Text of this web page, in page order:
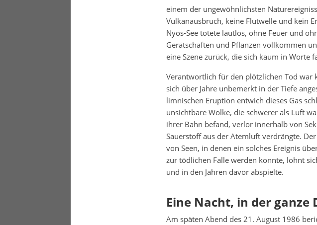
einem der ungewöhnlichsten
Vulkanausbruch, keine Flutwelle und kein
Nyos-See tötete lautlos, ohne Feuer und
Gerätschaften und Pflanzen vollkommen
eine Szene zurück, die sich kaum in Worte
Verantwortlich für den plötzlichen Tod war
sich über Jahre unbemerkt in der Tiefe
limnischen Eruption entwich dieses Gas
unsichtbare Wolke, die schwerer als Luft
ihrer Bahn befand, verlor innerhalb von
Sauerstoff aus der Atemluft verdrängte.
von Seen, in denen ein solches Ereignis
zur tödlichen Falle werden konnte, lohnt
und in den Jahren davor abspielte.
Eine Nacht, in der
Am späten Abend des 21. August 1986